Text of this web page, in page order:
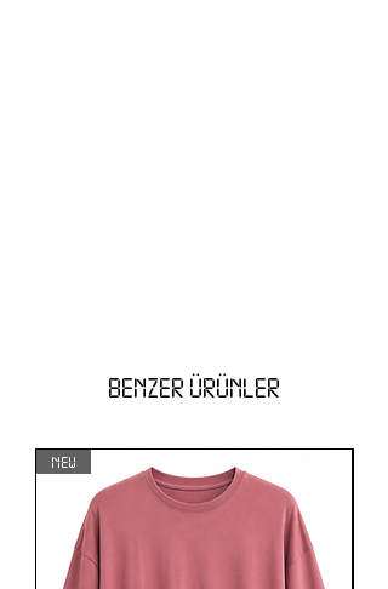
BENZER ÜRÜNLER
NEW